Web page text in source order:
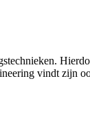
vindt zijn